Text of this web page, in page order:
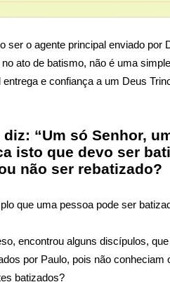
ser o agente principal enviado por
ato de batismo, não é uma
e confiança a um Deus
“Um só Senhor,
isto que devo ser
não ser rebatizado?
que uma pessoa pode ser
encontrou alguns discípulos,
por Paulo, pois não conheciam
batizados?